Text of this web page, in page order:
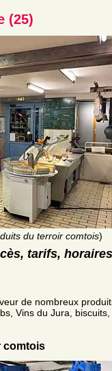
(25)
du terroir comtois)
tarifs, horaires
de nombreux
Vins du Jura,
comtois